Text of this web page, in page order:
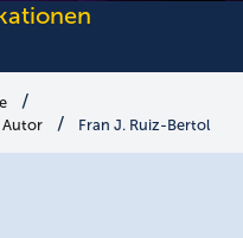
Autor Fran J. Ruiz-Bertol